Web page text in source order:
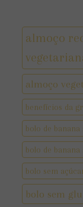
almoço
almoço
benefícios da
bolo de banana
bolo de banana
bolo sem
bolo sem